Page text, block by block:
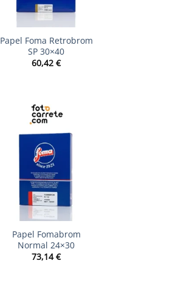
Papel Foma Retrobrom
SP 30×40
60,42 €
Papel Fomabrom
Normal 24×30
73,14€